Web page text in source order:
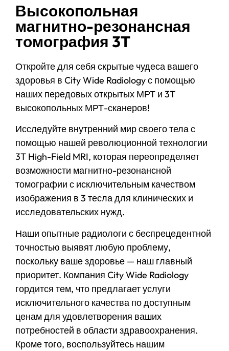
Высокопольная
магнитно-резонансная
томография 3T
Откройте для себя скрытые чудеса вашего
здоровья в City Wide Radiology с помощью
наших передовых открытых МРТ и 3T
высокопольных МРТ-сканеров!
Исследуйте внутренний мир своего тела с
помощью нашей революционной технологии
3T High-Field MRI, которая переопределяет
возможности магнитно-резонансной
томографии с исключительным качеством
изображения в 3 тесла для клинических и
исследовательских нужд.
Наши опытные радиологи с беспрецедентной
точностью выявят любую проблему,
поскольку ваше здоровье — наш главный
приоритет. Компания City Wide Radiology
гордится тем, что предлагает услуги
исключительного качества по доступным
ценам для удовлетворения ваших
потребностей в области здравоохранения.
Кроме того, воспользуйтесь нашим